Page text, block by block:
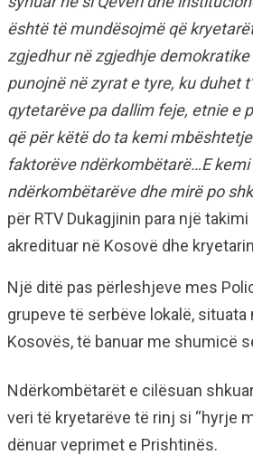
është të mundësojmë që
zgjedhur në zgjedhje
punojnë në zyrat e tyre, ku duhet
qytetarëve pa dallim feje, etnie e
që për këtë do ta kemi
faktorëve ndërkombëtarë…E
ndërkombëtarëve dhe mirë po
për RTV Dukagjinin para një
akredituar në Kosovë dhe
Një ditë pas përleshjeve mes
grupeve të serbëve lokalë, situata
Kosovës, të banuar me shumicë
Ndërkombëtarët e cilësuan
veri të kryetarëve të rinj si “hyrje
dënuar veprimet e Prishtinës.